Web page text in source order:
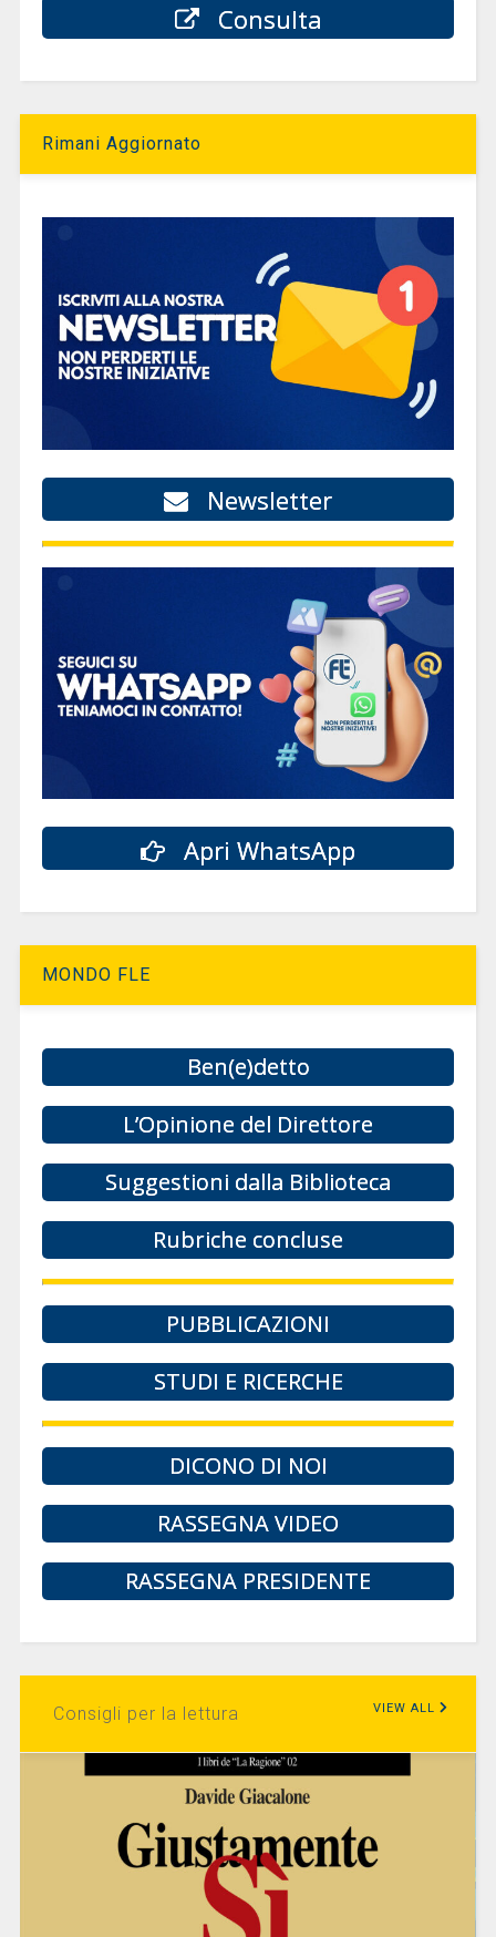
Consulta
Rimani Aggiornato
Newsletter
Apri WhatsApp
MONDO FLE
Ben(e)detto
L’Opinione del Direttore
Suggestioni dalla Biblioteca
Rubriche concluse
PUBBLICAZIONI
STUDI E RICERCHE
DICONO DI NOI
RASSEGNA VIDEO
RASSEGNA PRESIDENTE
Consigli per la lettura VIEW ALL